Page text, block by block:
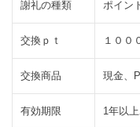
で利用でき
4.2
簡単な作
る”Shinobi
謝礼の種類 ポイン
交換ｐｔ １００
交換商品 現金、
有効期限 1年以